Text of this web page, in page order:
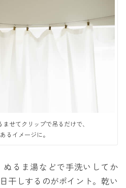
せてクリップで吊るだけで、
るイメージに。
ぬるま湯などで手洗いしてか
干しするのがポイント。乾い